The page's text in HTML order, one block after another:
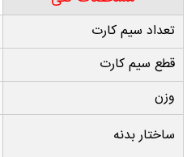
تعداد سيم کارت
قطع سيم کارت
وزن
ساختار بدنه